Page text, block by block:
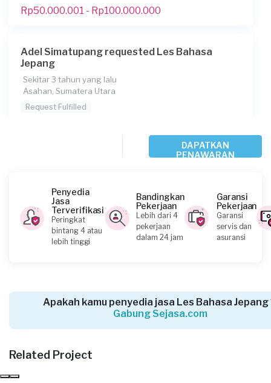
Rp50.000.001 - Rp100.000.000
Adel Simatupang requested Les Bahasa
Jepang
Sekitar 3 tahun yang lalu
Asahan, Sumatera Utara
Request Fulfilled
Sekitar 3 tahun yang lalu
Labuhan Batu, Sumatera Utara
Request Fulfilled
Armis Situmorang requested Les Bahasa
Hampir 4 tahun yang lalu
Request Fulfilled
DAPATKAN
PENAWARAN
Penyedia
Jasa
Terverifikasi
Peringkat
bintang 4 atau
lebih tinggi
Bandingkan
Pekerjaan
Lebih dari 4
pekerjaan
dalam 24 jam
Garansi
Pekerjaan
Garansi
servis dan
asuransi
Apakah kamu penyedia jasa Les Bahasa Jepang
Gabung Sejasa.com
Related Project